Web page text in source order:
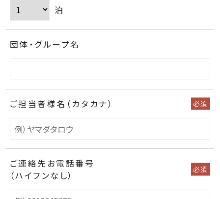
泊
団体・グループ名
ご担当者様名（カタカナ） 必須
ご連絡先お電話番号
（ハイフンなし）
必須